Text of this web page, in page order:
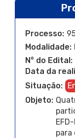
Processo:
Modalidade:
N° do Edital:
Data da
Situação:
Objeto:
para